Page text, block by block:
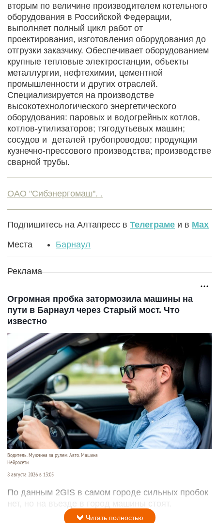
вторым по величине производителем котельного
оборудования в Российской Федерации,
выполняет полный цикл работ от
проектирования, изготовления оборудования до
отгрузки заказчику. Обеспечивает оборудованием
крупные тепловые электростанции, объекты
металлургии, нефтехимии, цементной
промышленности и других отраслей.
Специализируется на производстве
высокотехнологического энергетического
оборудования: паровых и водогрейных котлов,
котлов-утилизаторов; тягодутьевых машин;
сосудов и деталей трубопроводов; продукции
кузнечно-прессового производства; производстве
сварной трубы.
ОАО "Сибэнергомаш". .
Подпишитесь на Алтапресс в Телеграме и в Max
Места Барнаул
Реклама
Огромная пробка затормозила машины на
пути в Барнаул через Старый мост. Что
известно
Водитель. Мужчина за рулем. Авто. Машина
Нейросети
8 августа 2026 в 13:05
По данным 2GIS в самом городе сильных пробок
нет, но на въезде в город машины стоят.
Читать полностью